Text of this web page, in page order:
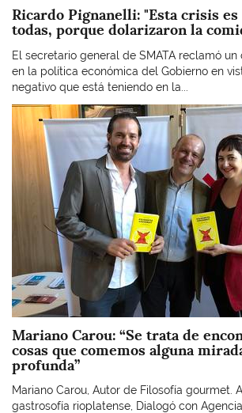
Ricardo Pignanelli: "Esta crisis
todas, porque dolarizaron la
El secretario general de SMATA reclamó
en la política económica del Gobierno en
negativo que está teniendo en la...
Imagen
Mariano Carou: “Se trata de
cosas que comemos alguna
profunda”
Mariano Carou, Autor de Filosofía gourmet.
gastrosofía rioplatense, Dialogó con